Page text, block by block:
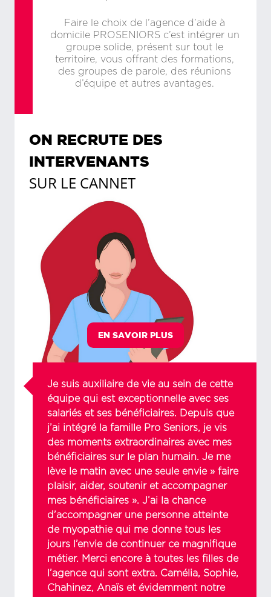
Faire le choix de l’agence d’aide à
domicile PROSENIORS c’est intégrer un
groupe solide, présent sur tout le
territoire, vous offrant des formations,
des groupes de parole, des réunions
d’équipe et autres avantages.
ON RECRUTE DES
INTERVENANTS
SUR LE CANNET
EN SAVOIR PLUS
Je suis auxiliaire de vie au sein de cette
équipe qui est exceptionnelle avec ses
salariés et ses bénéficiaires. Depuis que
j’ai intégré la famille Pro Seniors, je vis
des moments extraordinaires avec mes
bénéficiaires sur le plan humain. Je me
lève le matin avec une seule envie » faire
plaisir, aider, soutenir et accompagner
mes bénéficiaires ». J’ai la chance
d’accompagner une personne atteinte
de myopathie qui me donne tous les
jours l’envie de continuer ce magnifique
métier. Merci encore à toutes les filles de
l’agence qui sont extra. Camélia, Sophie,
Chahinez, Anaïs et évidemment notre